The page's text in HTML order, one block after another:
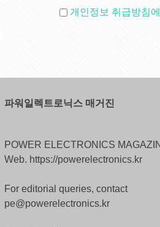
개인정보 취급방침
파워일렉트로닉스 매거진
POWER ELECTRONICS
Web. https://powerelectronics.kr
For editorial queries, contact
pe@powerelectronics.kr